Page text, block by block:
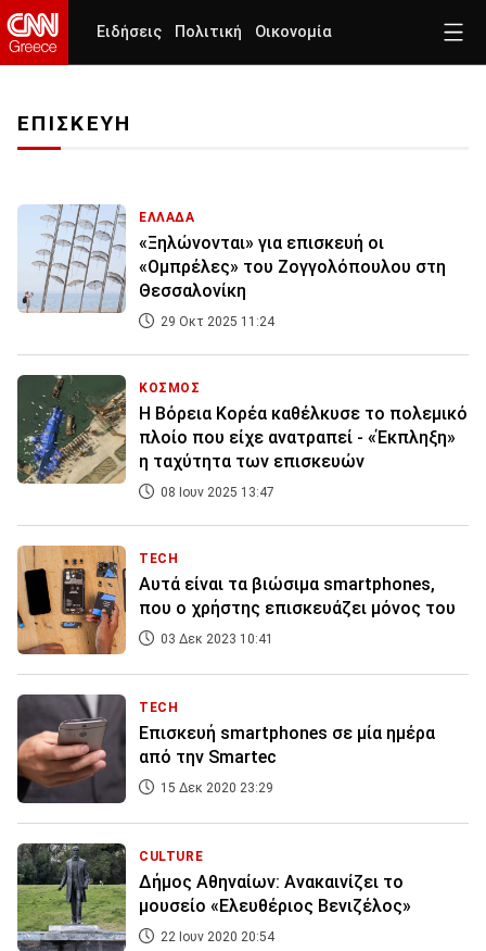
Ειδήσεις Πολιτική Οικονομία
ΕΠΙΣΚΕΥΗ
ΕΛΛΑΔΑ
«Ξηλώνονται» για επισκευή οι
«Ομπρέλες» του Ζογγολόπουλου στη
Θεσσαλονίκη
29 Οκτ 2025 11:24
ΚΟΣΜΟΣ
Η Βόρεια Κορέα καθέλκυσε το πολεμικό
πλοίο που είχε ανατραπεί - «Έκπληξη»
η ταχύτητα των επισκευών
08 Ιουν 2025 13:47
TECH
Αυτά είναι τα βιώσιμα smartphones,
που ο χρήστης επισκευάζει μόνος του
03 Δεκ 2023 10:41
TECH
Επισκευή smartphones σε μία ημέρα
από την Smartec
15 Δεκ 2020 23:29
CULTURE
Δήμος Αθηναίων: Ανακαινίζει το
μουσείο «Ελευθέριος Βενιζέλος»
22 Ιουν 2020 20:54